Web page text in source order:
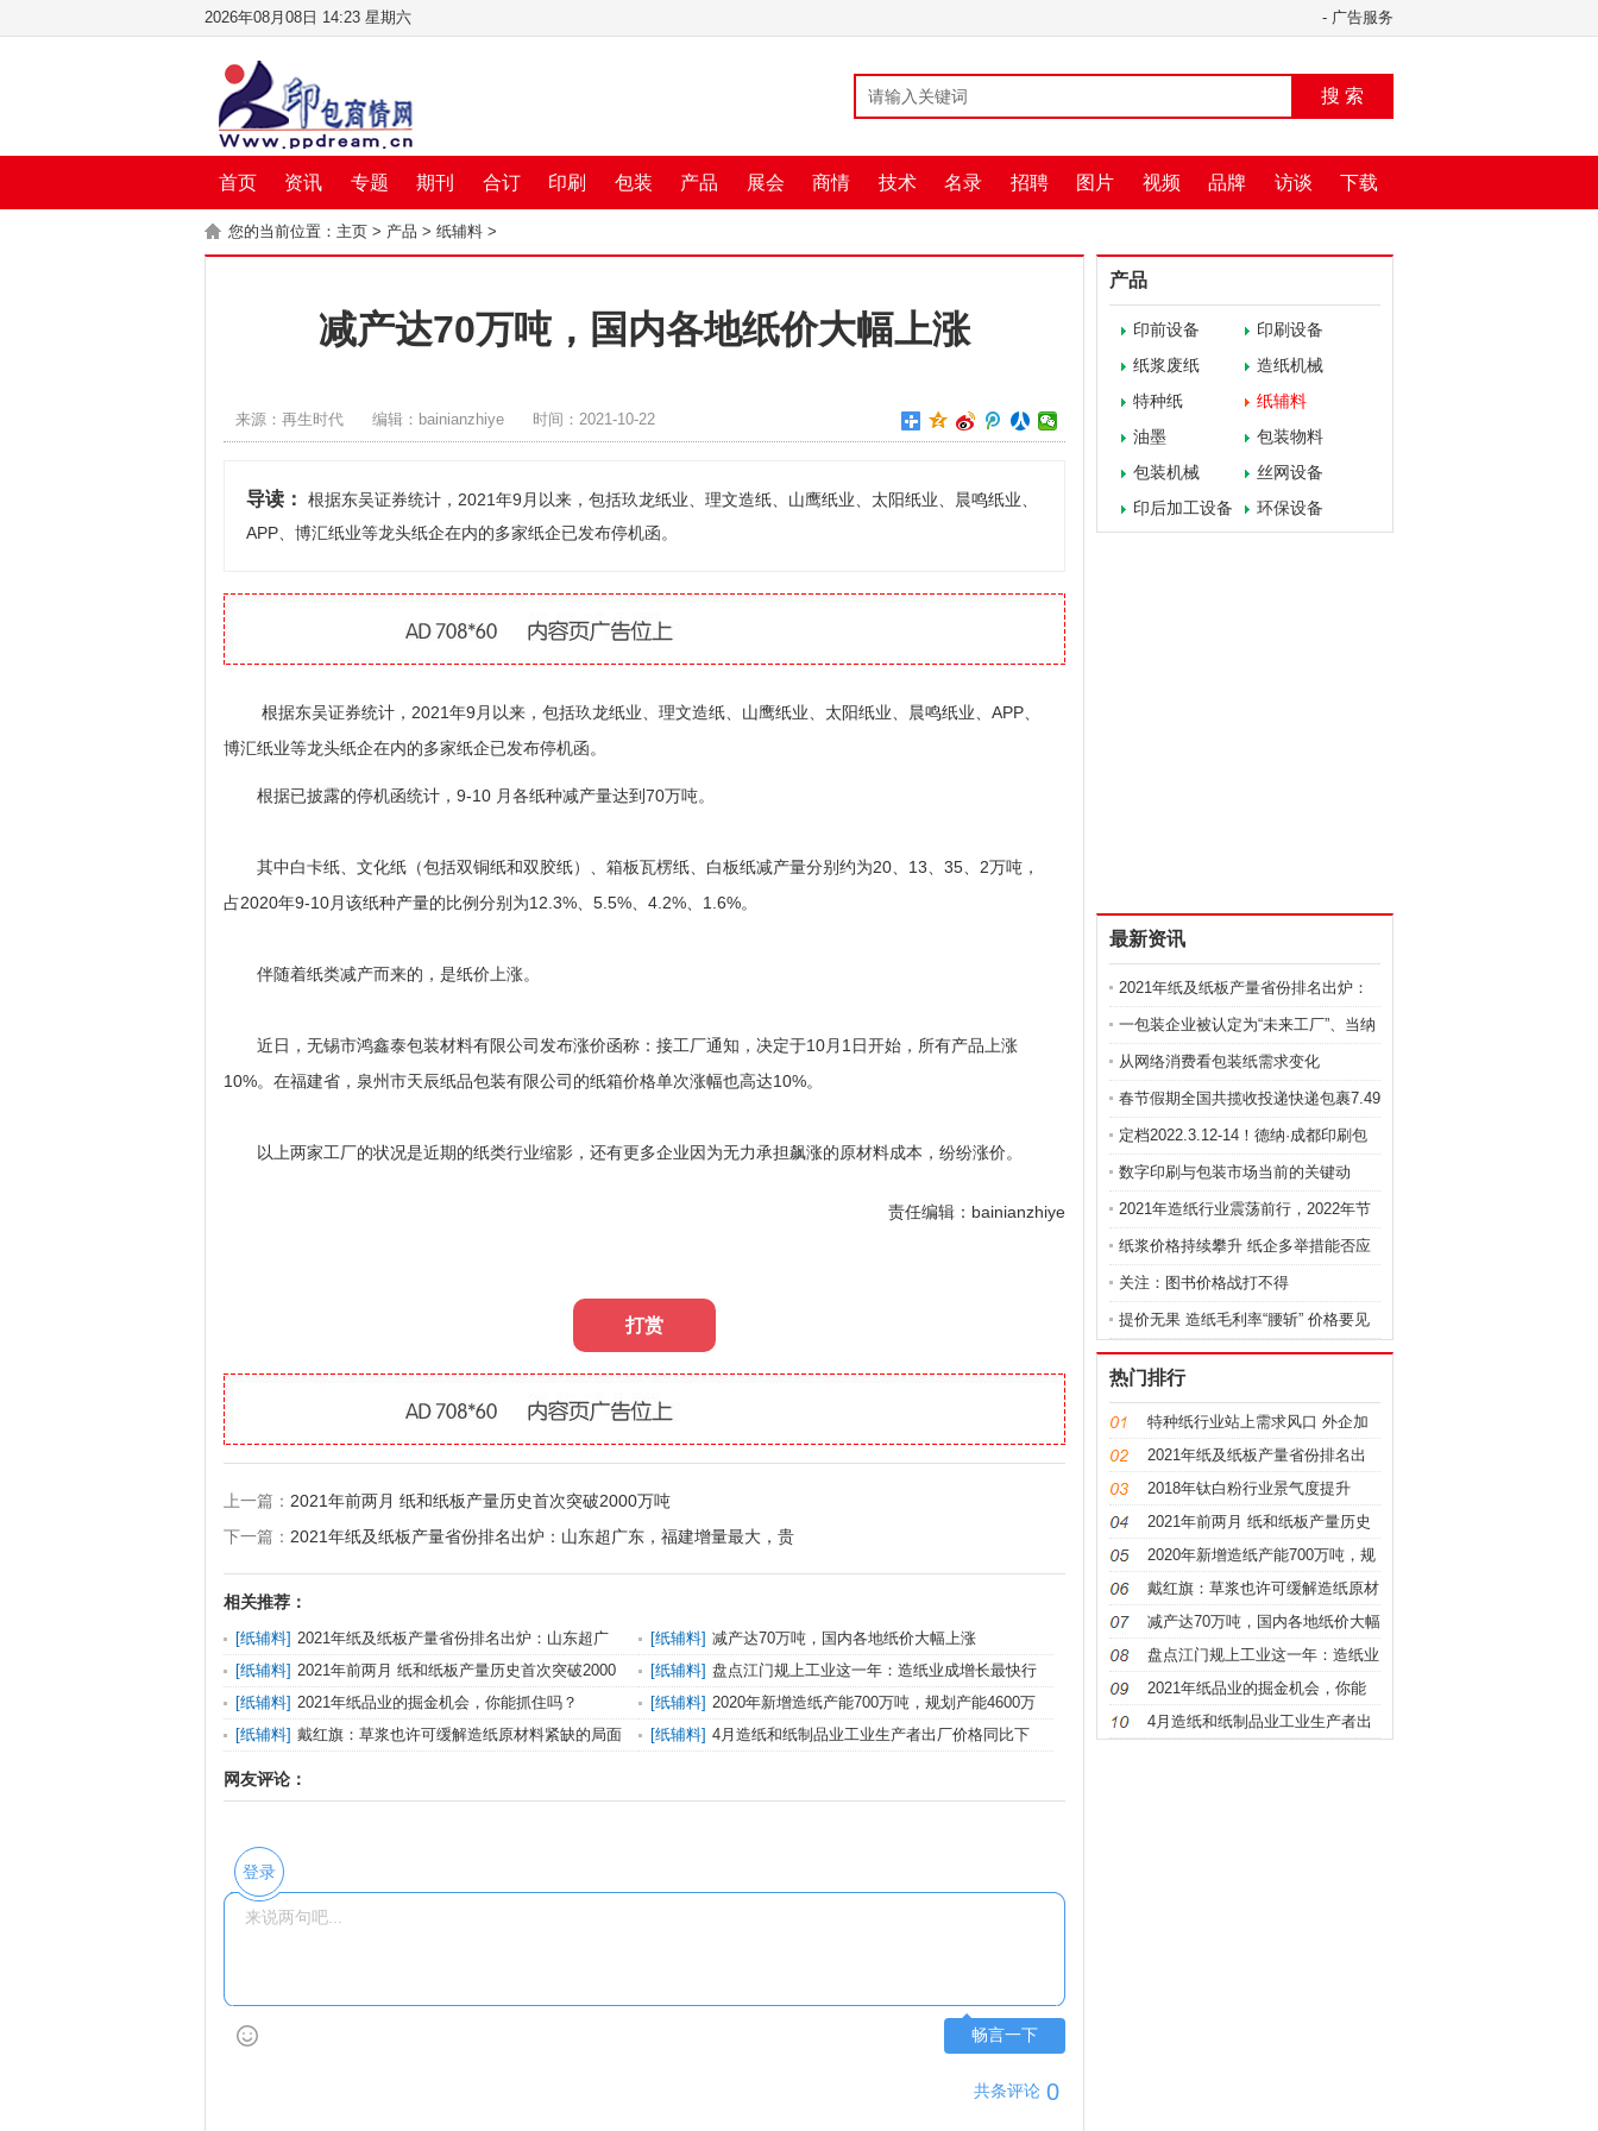
- 广告服务
2026年08月08日 14:23 星期六
搜 索
首页 资讯 专题 期刊 合订 印刷 包装 产品 展会 商情 技术 名录 招聘 图片 视频 品牌 访谈 下载
您的当前位置： 主页 > 产品 > 纸辅料 >
减产达70万吨，国内各地纸价大幅上涨
来源：再生时代 编辑：bainianzhiye 时间：2021-10-22
导读：
根据东吴证券统计，2021年9月以来，包括玖龙纸业、理文造纸、山鹰纸业、太阳纸业、晨鸣纸业、
APP、博汇纸业等龙头纸企在内的多家纸企已发布停机函。
根据东吴证券统计，2021年9月以来，包括玖龙纸业、理文造纸、山鹰纸业、太阳纸业、晨鸣纸业、APP、
博汇纸业等龙头纸企在内的多家纸企已发布停机函。
根据已披露的停机函统计，9-10 月各纸种减产量达到70万吨。
其中白卡纸、文化纸（包括双铜纸和双胶纸）、箱板瓦楞纸、白板纸减产量分别约为20、13、35、2万吨，
占2020年9-10月该纸种产量的比例分别为12.3%、5.5%、4.2%、1.6%。
伴随着纸类减产而来的，是纸价上涨。
近日，无锡市鸿鑫泰包装材料有限公司发布涨价函称：接工厂通知，决定于10月1日开始，所有产品上涨
10%。在福建省，泉州市天辰纸品包装有限公司的纸箱价格单次涨幅也高达10%。
以上两家工厂的状况是近期的纸类行业缩影，还有更多企业因为无力承担飙涨的原材料成本，纷纷涨价。
责任编辑：bainianzhiye
打赏
上一篇： 2021年前两月 纸和纸板产量历史首次突破2000万吨
下一篇： 2021年纸及纸板产量省份排名出炉：山东超广东，福建增量最大，贵
相关推荐：
[纸辅料] 2021年纸及纸板产量省份排名出炉：山东超广
东，福建增
[纸辅料] 减产达70万吨，国内各地纸价大幅上涨
[纸辅料] 2021年前两月 纸和纸板产量历史首次突破2000
万吨
[纸辅料] 盘点江门规上工业这一年：造纸业成增长最快行
业
[纸辅料] 2021年纸品业的掘金机会，你能抓住吗？ [纸辅料] 2020年新增造纸产能700万吨，规划产能4600万
吨
[纸辅料] 戴红旗：草浆也许可缓解造纸原材料紧缺的局面 [纸辅料] 4月造纸和纸制品业工业生产者出厂价格同比下
网友评论：
登录
畅言一下
共 0
条评论
产品
印前设备
印刷设备
纸浆废纸
造纸机械
特种纸
纸辅料
油墨
包装物料
包装机械
丝网设备
印后加工设备
环保设备
最新资讯
2021年纸及纸板产量省份排名出炉：
山东
一包装企业被认定为“未来工厂”、当纳
从网络消费看包装纸需求变化
春节假期全国共揽收投递快递包裹7.49
亿
定档2022.3.12-14！德纳·成都印刷包
装
数字印刷与包装市场当前的关键动
态、挑
2021年造纸行业震荡前行，2022年节
后走
纸浆价格持续攀升 纸企多举措能否应
对
关注：图书价格战打不得
提价无果 造纸毛利率“腰斩” 价格要见
热门排行
特种纸行业站上需求风口 外企加
速在华
2021年纸及纸板产量省份排名出
炉：山东
2018年钛白粉行业景气度提升
2019年预
2021年前两月 纸和纸板产量历史
首次突
2020年新增造纸产能700万吨，规
划产能4
戴红旗：草浆也许可缓解造纸原材
料紧缺
减产达70万吨，国内各地纸价大幅
上涨
盘点江门规上工业这一年：造纸业
成增长
2021年纸品业的掘金机会，你能
抓住吗？
4月造纸和纸制品业工业生产者出